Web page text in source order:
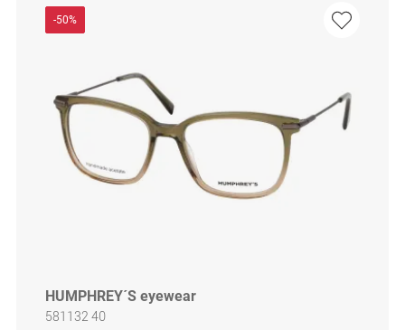
-50%
HUMPHREY´S eyewear
581132 40